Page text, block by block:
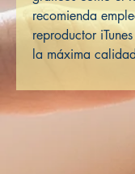
recomienda
reproductor
la máxima